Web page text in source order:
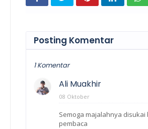
Posting Komentar
1 Komentar
Ali Muakhir
08 Oktober
Semoga majalahnya disukai
pembaca